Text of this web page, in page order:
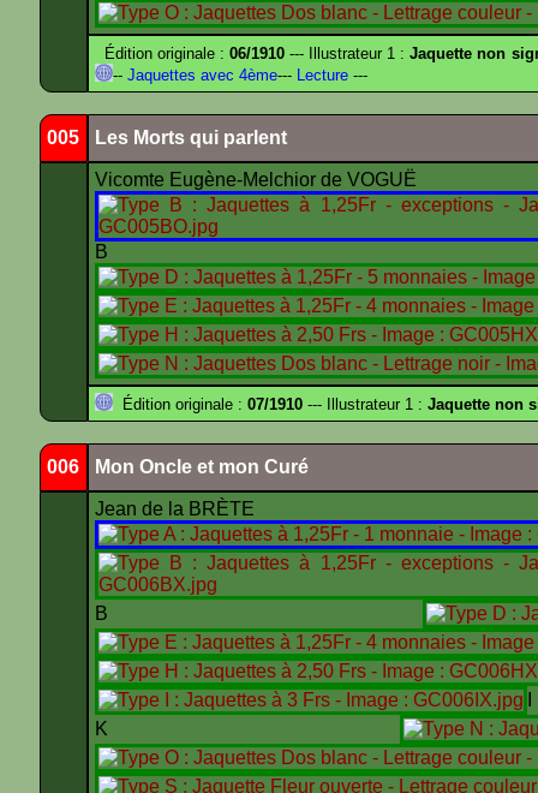
Édition originale :06/1910 --- Illustrateur 1 :Jaquette non
-- Jaquettes avec 4ème--- Lecture ---
005 Les Morts qui parlent
Vicomte Eugène-Melchior de VOGUË
B
Édition originale : 07/1910 --- Illustrateur 1 : Jaquette non
006 Mon Oncle et mon Curé
Jean de la BRÈTE
B
K